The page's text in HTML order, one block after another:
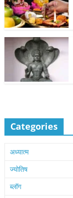
Categories
अध्यात्म
ज्योतिष
ब्लॉग